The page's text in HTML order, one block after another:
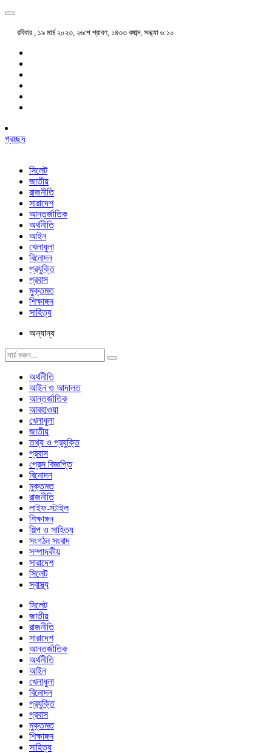
রবিবার , ১৯ মার্চ ২০২৩, ২৬শে শ্রাবণ, ১৪৩৩ বঙ্গাব্দ, সন্ধ্যা ৬:১০
প্রচ্ছদ
সিলেট
জাতীয়
রাজনীতি
সারাদেশ
আন্তর্জাতিক
অর্থনীতি
আইন
খেলাধুলা
বিনোদন
প্রযুক্তি
প্রবাস
মুক্তমত
শিক্ষাঙ্গন
সাহিত্য
অন্যান্য
অর্থনীতি
আইন ও আদালত
আন্তর্জাতিক
আবহাওয়া
খেলাধুলা
জাতীয়
তথ্য ও প্রযুক্তি
প্রবাস
প্রেস বিজ্ঞপ্তি
বিনোদন
মুক্তমত
রাজনীতি
লাইফ-স্টাইল
শিক্ষাঙ্গন
শিল্প ও সাহিত্য
সংগঠন সংবাদ
সম্পাদকীয়
সারাদেশ
সিলেট
স্বাস্থ্য
সিলেট
জাতীয়
রাজনীতি
সারাদেশ
আন্তর্জাতিক
অর্থনীতি
আইন
খেলাধুলা
বিনোদন
প্রযুক্তি
প্রবাস
মুক্তমত
শিক্ষাঙ্গন
সাহিত্য